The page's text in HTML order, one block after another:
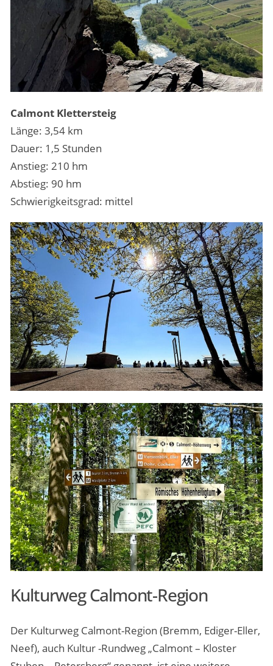
Calmont Klettersteig
Länge: 3,54 km
Dauer: 1,5 Stunden
Anstieg: 210 hm
Abstieg: 90 hm
Schwierigkeitsgrad: mittel
Kulturweg Calmont-Region
Der Kulturweg Calmont-Region (Bremm, Ediger-Eller,
Neef), auch Kultur -Rundweg „Calmont – Kloster